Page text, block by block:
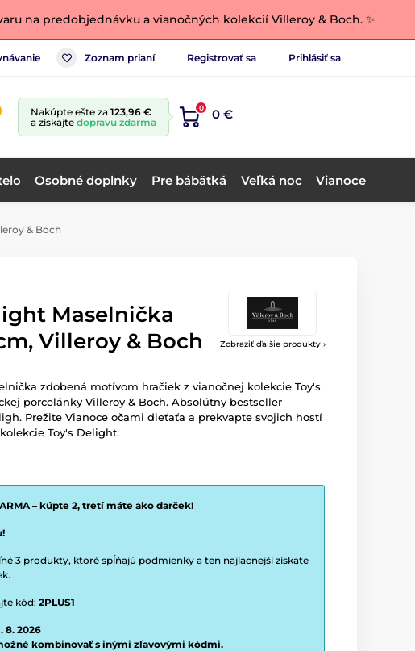
na predobjednávku a vianočných kolekcií Villeroy & Boch. ✨
Zoznam prianí Registrovať sa Prihlásiť sa
Nakúpte ešte za 123,96 €
a získajte dopravu zdarma
0 0 €
Osobné doplnky Pre bábätká Veľká noc Vianoce
& Boch
Zobraziť ďalšie produkty ›
Maselnička
cm, Villeroy & Boch
zdobená motívom hračiek z vianočnej kolekcie Toy's
porcelánky Villeroy & Boch. Absolútny bestseller
Prežite Vianoce očami dieťaťa a prekvapte svojich hostí
Toy's Delight.
– kúpte 2, tretí máte ako darček!
3 produkty, ktoré spĺňajú podmienky a ten najlacnejší získate
kód: 2PLUS1
8. 2026
kombinovať s inými zľavovými kódmi.